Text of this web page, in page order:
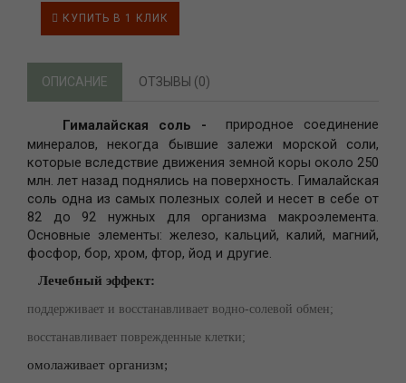
КУПИТЬ В 1 КЛИК
ОПИСАНИЕ ОТЗЫВЫ (0)
Гималайская соль - природное соединение
минералов, некогда бывшие залежи морской соли,
которые вследствие движения земной коры около 250
млн. лет назад поднялись на поверхность. Гималайская
соль одна из самых полезных солей и несет в себе от
82 до 92 нужных для организма макроэлемента.
Основные элементы: железо, кальций, калий, магний,
фосфор, бор, хром, фтор, йод и другие.
Лечебный эффект:
поддерживает и восстанавливает водно-солевой обмен;
восстанавливает поврежденные клетки;
омолаживает организм;